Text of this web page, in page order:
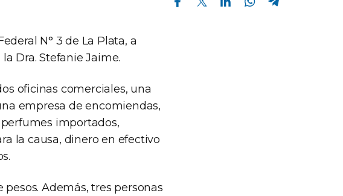
N° 3 de La Plata, a
Dra. Stefanie Jaime.
oficinas comerciales, una
empresa de encomiendas,
importados,
la causa, dinero en efectivo
Además, tres personas